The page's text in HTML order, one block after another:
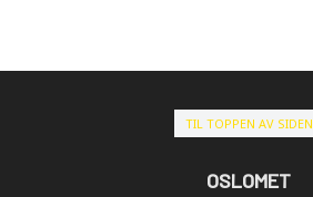
TIL TOPPEN AV SIDEN
OSLOMET